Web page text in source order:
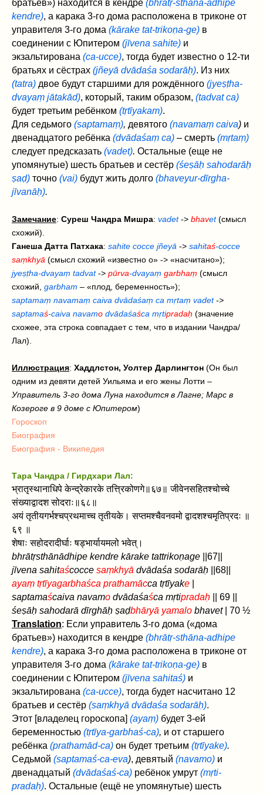
братьев») находится в кендре (bhrātṛ-sthāna-adhipe
kendre), а карака 3-го дома расположена в триконе от
управителя 3-го дома (kārake tat‌-trikoṇa-ge) в
соединении с Юпитером (jīvena sahite) и
экзальтирована (ca-ucce), тогда будет известно о 12-ти
братьях и сёстрах (jñeyā dvādaśa sodarāḥ). Из них
(tatra) двое будут старшими для рождённого (jyeṣṭha-
dvayaṃ jātakād), который, таким образом, (tadvat ca)
будет третьим ребёнком (tṛtīyakam).
Для седьмого (saptamaṃ), девятого (navamaṃ caiva) и
двенадцатого ребёнка (dvādaśaṃ ca) – смерть (mṛtaṃ)
следует предсказать (vadet‌). Остальные (еще не
упомянутые) шесть братьев и сестёр (śeṣāḥ sahodarāḥ
ṣaḍ‌) точно (vai) будут жить долго (bhaveyur-dīrgha-
jīvanāḥ).
Замечание: Суреш Чандра Мишра: vadet-> bhavet (смысл
схожий).
Ганеша Датта Патхака: sahite cocce jñeyā -> sahitaś-cocce
saṃkhyā (смысл схожий «известно о» -> «насчитано»);
jyeṣṭha-dvayaṃ tadvat-> pūrva-dvayaṃ garbhaṃ (смысл
схожий, garbham – «плод, беременность»);
saptamaṃ navamaṃ caiva dvādaśaṃ ca mṛtaṃ vadet->
saptamaś-caiva navamo dvādaśaśca mṛtipradaḥ (значение
схожее, эта строка совпадает с тем, что в издании Чандра/
Лал).
Иллюстрация: Хаддлстон, Уолтер Дарлингтон (Он был
одним из девяти детей Уильяма и его жены Лотти –
Управитель 3-го дома Луна находится в Лагне; Марс в
Козероге в 9 доме с Юпитером)
Гороскоп
Биография
Биография - Википедия
Тара Чандра / Гирдхари Лал:
भ्रातृस्थानाधिपे केन्द्रेकारके तत्त्रिकोणगे॥६७॥ जीवेनसहितश्चोच्चे
संख्याद्वादश सोदराः॥६८॥
अयं तृतीयगर्भश्चप्रथमाच्च तृतीयके। सप्तमश्चैवनवमो द्वादशश्चमृतिप्रदः ॥
६९ ॥
शेषाः सहोदरादीर्घाः षड्भार्यायमलो भवेत्।
bhrātṛsthānādhipe kendre kārake tattrikoṇage ||67||
jīvena sahitaścocce saṃkhyā dvādaśa sodarāḥ ||68||
ayaṃ tṛtīyagarbhaśca prathamācca tṛtīyake
saptamaścaiva navamo dvādaśaśca mṛtipradaḥ || 69 ||
śeṣāḥ sahodarā dīrghāḥ ṣaḍbhāryā yamalo bhavet| 70 ½
Translation: Если управитель 3-го дома («дома
братьев») находится в кендре (bhrātṛ-sthāna-adhipe
kendre), а карака 3-го дома расположена в триконе от
управителя 3-го дома (kārake tat‌-trikoṇa-ge) в
соединении с Юпитером (jīvena sahitaś) и
экзальтирована (ca-ucce), тогда будет насчитано 12
братьев и сестёр (saṃkhyā dvādaśa sodarāḥ).
Этот [владелец гороскопа] (ayaṃ) будет 3-ей
беременностью (tṛtīya-garbhaś-ca), и от старшего
ребёнка (prathamād-ca) он будет третьим (tṛtīyake).
Седьмой (saptamaś-ca-eva), девятый (navamo) и
двенадцатый (dvādaśaś-ca) ребёнок умрут (mṛti-
pradaḥ). Остальные (ещё не упомянутые) шесть